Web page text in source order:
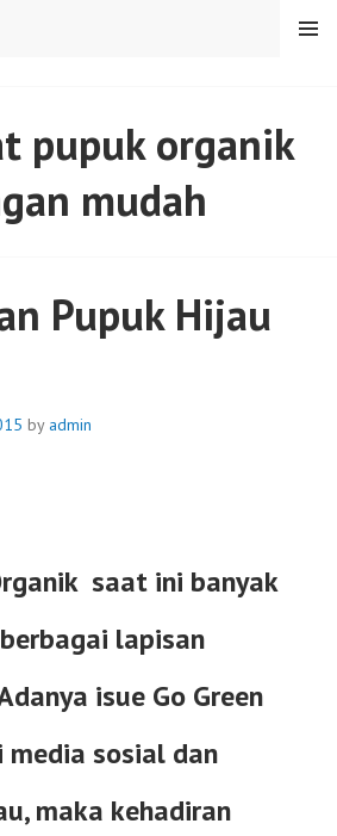
MENU
pupuk organik
mudah
Pupuk Hijau
by admin
saat ini banyak
lapisan
isue Go Green
media sosial dan
maka kehadiran